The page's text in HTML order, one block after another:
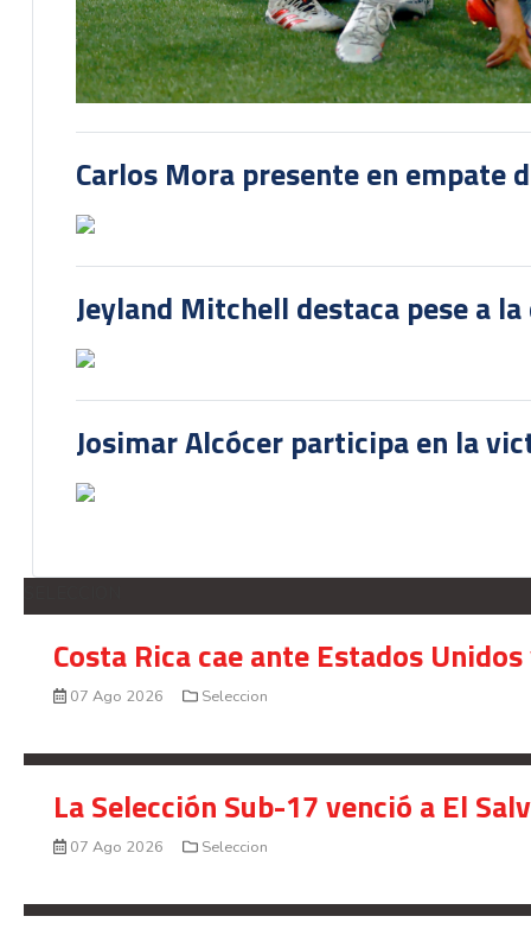
Carlos Mora presente en empate
Jeyland Mitchell destaca pese a
Josimar Alcócer participa en la
Costa Rica cae ante Estados
07 Ago 2026 Seleccion
La Selección Sub-17 venció a El
07 Ago 2026 Seleccion